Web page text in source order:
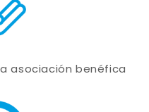
asociación benéfica